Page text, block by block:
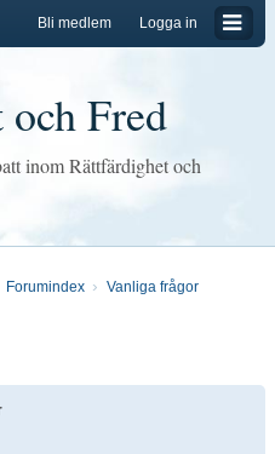
Logga in
Bli medlem
Fred
inom Rättfärdighet och
Forumindex Vanliga frågor